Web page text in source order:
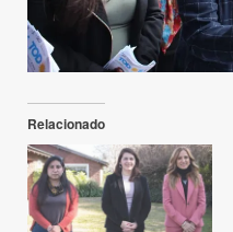
Relacionado